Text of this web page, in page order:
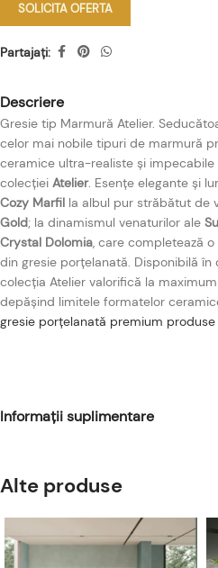
SOLICITA OFERTA
Partajați:
Descriere
Gresie tip Marmură Atelier.
celor mai nobile tipuri de marmură
ceramice ultra-realiste și
colecției Atelier. Esențe elegante și
Cozy Marfil la albul pur străbătut de
Gold; la dinamismul venaturilor ale
Crystal Dolomia, care completează
din gresie porțelanată. Disponibilă în
colecția Atelier valorifică la
depășind limitele formatelor
gresie porțelanată premium produse
Informații suplimentare
Alte produse